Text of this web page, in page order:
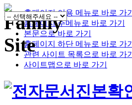
홈페이지 이용 메뉴로 바로 가기
홈페이지 주메뉴로 바로 가기
본문으로 바로 가기
홈페이지 하단 메뉴로 바로 가기
관련 사이트 목록으로 바로 가기
사이트맵으로 바로 가기